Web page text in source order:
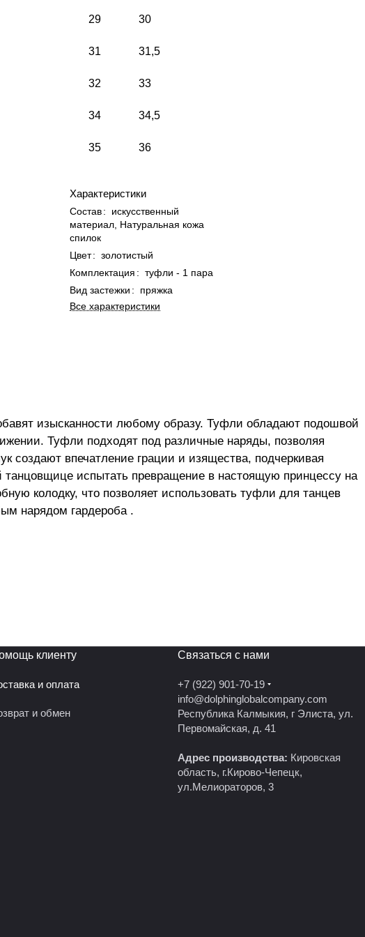
29 30
31 31,5
32 33
34 34,5
35 36
Характеристики
Состав:
искусственный
материал, Натуральная кожа
спилок
Цвет: золотистый
Комплектация : туфли - 1 пара
Вид застежки :
пряжка
Все характеристики
изысканности любому образу. Туфли обладают подошвой
Туфли подходят под различные наряды, позволяя
создают впечатление грации и изящества, подчеркивая
испытать превращение в настоящую принцессу на
колодку, что позволяет использовать туфли для танцев
нарядом гардероба .
клиенту
и оплата
и обмен
Связаться с нами
+7 (922) 901-70-19
info@dolphinglobalcompany.com
Республика Калмыкия, г Элиста, ул.
Первомайская, д. 41
Адрес производства: Кировская
область, г.Кирово-Чепецк,
ул.Мелиораторов, 3